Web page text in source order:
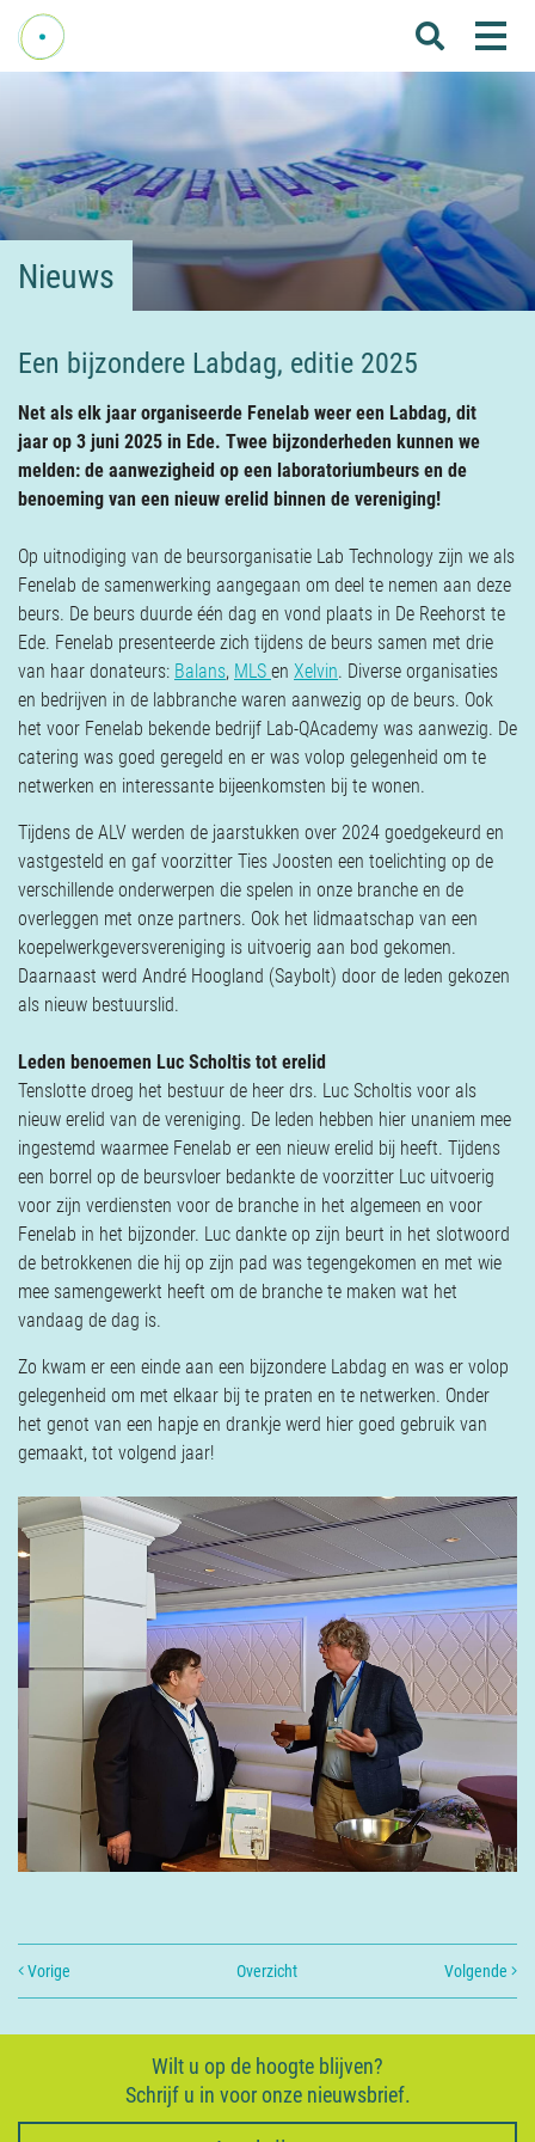
Over Fenelab
Commissies
Donateurs
Agenda
Internationaal
Contact
Nieuws
Een bijzondere Labdag, editie 2025
Net als elk jaar organiseerde Fenelab weer een Labdag, dit
jaar op 3 juni 2025 in Ede. Twee bijzonderheden kunnen we
melden: de aanwezigheid op een laboratoriumbeurs en de
benoeming van een nieuw erelid binnen de vereniging!
Op uitnodiging van de beursorganisatie Lab Technology zijn we als
Fenelab de samenwerking aangegaan om deel te nemen aan deze
beurs. De beurs duurde één dag en vond plaats in De Reehorst te
Ede. Fenelab presenteerde zich tijdens de beurs samen met drie
van haar donateurs: Balans, MLS en Xelvin. Diverse organisaties
en bedrijven in de labbranche waren aanwezig op de beurs. Ook
het voor Fenelab bekende bedrijf Lab-QAcademy was aanwezig. De
catering was goed geregeld en er was volop gelegenheid om te
netwerken en interessante bijeenkomsten bij te wonen.
Tijdens de ALV werden de jaarstukken over 2024 goedgekeurd en
vastgesteld en gaf voorzitter Ties Joosten een toelichting op de
verschillende onderwerpen die spelen in onze branche en de
overleggen met onze partners. Ook het lidmaatschap van een
koepelwerkgeversvereniging is uitvoerig aan bod gekomen.
Daarnaast werd André Hoogland (Saybolt) door de leden gekozen
als nieuw bestuurslid.
Leden benoemen Luc Scholtis tot erelid
Tenslotte droeg het bestuur de heer drs. Luc Scholtis voor als
nieuw erelid van de vereniging. De leden hebben hier unaniem mee
ingestemd waarmee Fenelab er een nieuw erelid bij heeft. Tijdens
een borrel op de beursvloer bedankte de voorzitter Luc uitvoerig
voor zijn verdiensten voor de branche in het algemeen en voor
Fenelab in het bijzonder. Luc dankte op zijn beurt in het slotwoord
de betrokkenen die hij op zijn pad was tegengekomen en met wie
mee samengewerkt heeft om de branche te maken wat het
vandaag de dag is.
Zo kwam er een einde aan een bijzondere Labdag en was er volop
gelegenheid om met elkaar bij te praten en te netwerken. Onder
het genot van een hapje en drankje werd hier goed gebruik van
gemaakt, tot volgend jaar!
Vorige Overzicht Volgende
Wilt u op de hoogte blijven?
Schrijf u in voor onze nieuwsbrief.